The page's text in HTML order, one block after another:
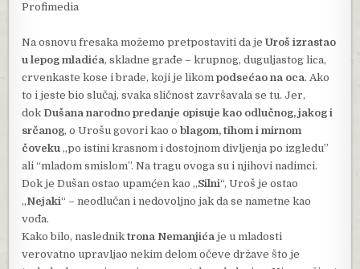
Profimedia
Na osnovu fresaka možemo pretpostaviti da jeUroš izrastao
u lepog mladića, skladne građe – krupnog, duguljastog lica,
crvenkaste kose i brade, koji je likompodsećao na oca. Ako
to i jeste bio slučaj, svaka sličnost završavala se tu. Jer,
dok Dušana narodno predanje opisuje kao odlučnog, jakog i
srčanog, o Urošu govori kao oblagom, tihom i mirnom
čoveku „po istini krasnom i dostojnom divljenja po izgledu”
ali “mladom smislom”. Na tragu ovoga su i njihovi nadimci.
Dok je Dušan ostao upamćen kao „Silni“, Uroš je ostao
„Nejaki“ – neodlučan i nedovoljno jak da se nametne kao
vođa.
Kako bilo, nasledniktrona Nemanjića je u mladosti
verovatno upravljao nekim delom očeve države što je